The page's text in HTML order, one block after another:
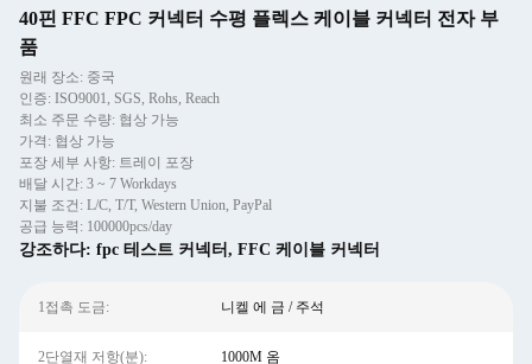
40핀 FFC FPC 커넥터 수평 플렉스 케이블 커넥터 전자 부
품
원래 장소: 중국
인증: ISO9001, SGS, Rohs, Reach
최소 주문 수량: 협상 가능
가격: 협상 가능
포장 세부 사항: 트레이 포장
배달 시간: 3 ~ 7 Workdays
지불 조건: L/C, T/T, Western Union, PayPal
공급 능력: 100000pcs/day
강조하다: fpc 테스트 커넥터 , FFC 케이블 커넥터
1접촉 도금: 니켈 에 금 / 주석
2단열재 저항(분): 1000M 옴